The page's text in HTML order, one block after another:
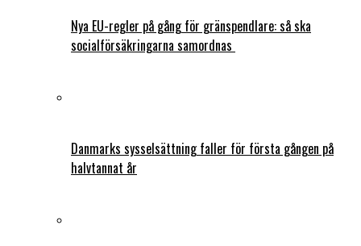
Nya EU-regler på gång för gränspendlare: så ska
socialförsäkringarna samordnas
Danmarks sysselsättning faller för första gången på
halvtannat år